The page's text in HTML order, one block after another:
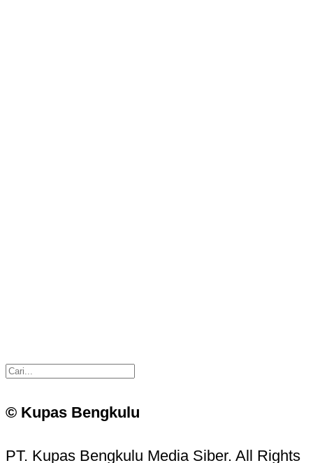
© Kupas Bengkulu
PT. Kupas Bengkulu Media Siber. All Rights